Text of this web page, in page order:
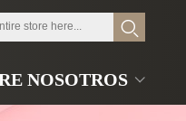
NOSOTROS